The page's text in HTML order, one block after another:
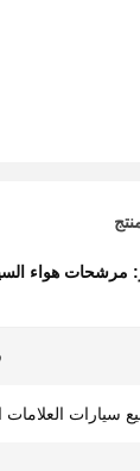
مرشحات هواء
سيارات العلامات